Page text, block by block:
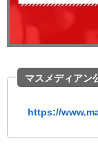
マスメディアン
https://